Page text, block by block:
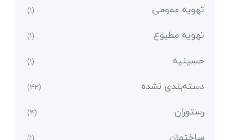
تهویه عمومی (1)
تهویه مطبوع (1)
حسینیه (1)
دسته‌بندی نشده (42)
رستوران (4)